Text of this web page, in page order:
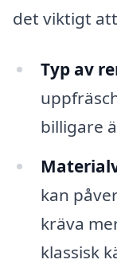
det viktigt
Typ av
billigare
kan
kräva
klassisk